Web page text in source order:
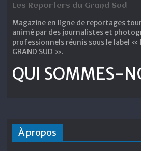
Les Reporters du Grand Sud
Magazine en ligne de reportages
animé par des journalistes et
professionnels réunis sous le label «
GRAND SUD ».
QUI SOMMES-
À propos